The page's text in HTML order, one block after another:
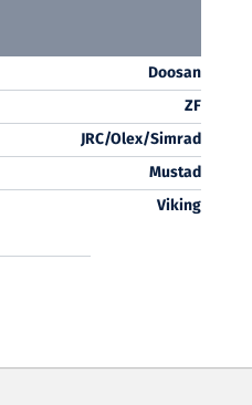
Doosan
ZF
JRC/Olex/Simrad
Mustad
Viking